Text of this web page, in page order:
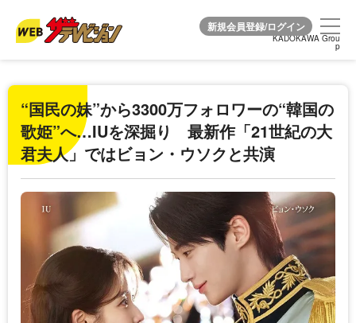
KADOKAWA Grou
p
KADOKAWA Grou
p
“国民の妹”から3300万フォロワーの“韓国の
歌姫”へ…IUを深掘り 最新作「21世紀の大
君夫人」ではビョン・ウソクと共演